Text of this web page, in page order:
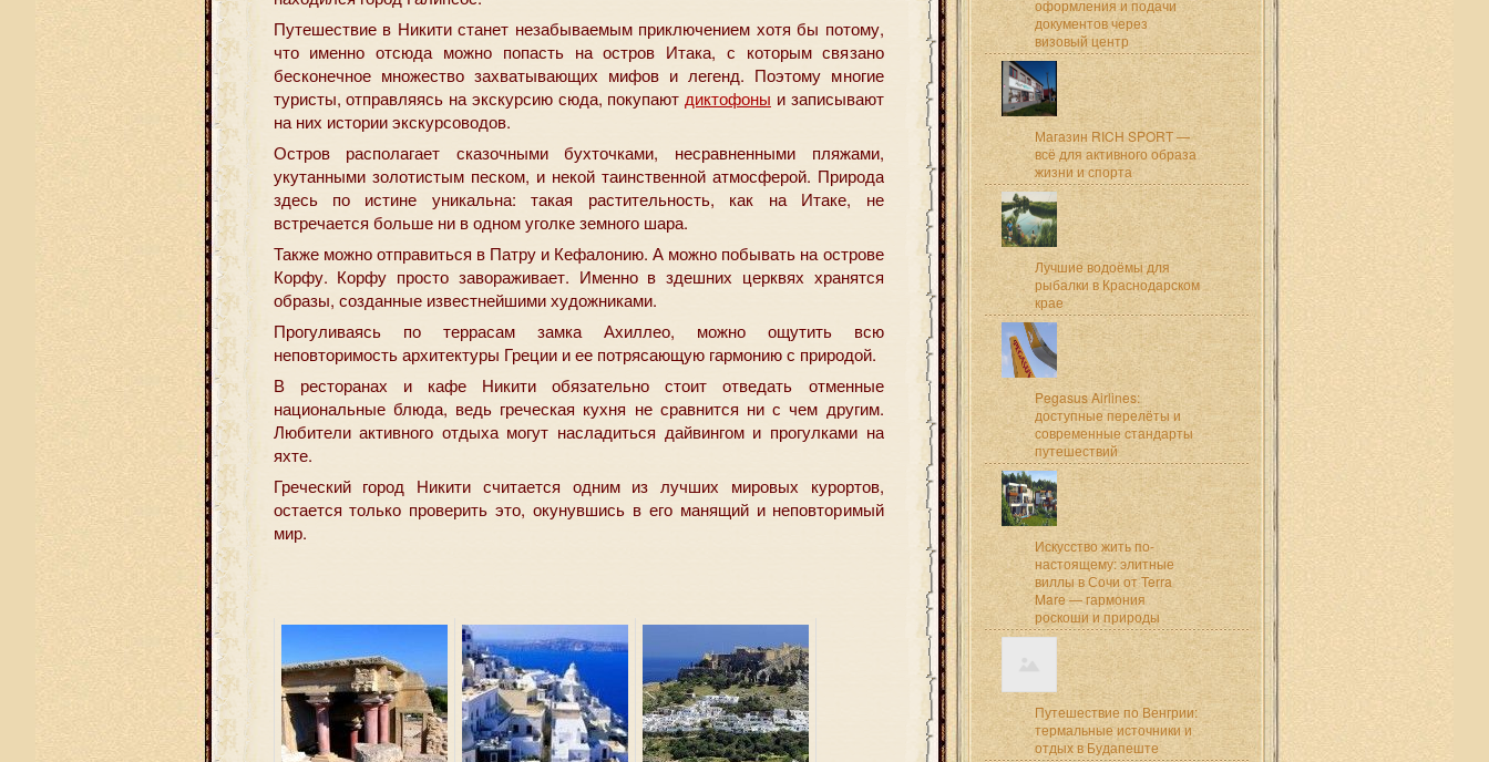
Путешествие в Никити станет незабываемым приключением хотя бы потому,
что именно отсюда можно попасть на остров Итака, с которым связано
бесконечное множество захватывающих мифов и легенд. Поэтому многие
туристы, отправляясь на экскурсию сюда, покупают диктофоны и записывают
на них истории экскурсоводов.
Остров располагает сказочными бухточками, несравненными пляжами,
укутанными золотистым песком, и некой таинственной атмосферой. Природа
здесь по истине уникальна: такая растительность, как на Итаке, не
встречается больше ни в одном уголке земного шара.
Также можно отправиться в Патру и Кефалонию. А можно побывать на острове
Корфу. Корфу просто завораживает. Именно в здешних церквях хранятся
образы, созданные известнейшими художниками.
Прогуливаясь по террасам замка Ахиллео, можно ощутить всю
неповторимость архитектуры Греции и ее потрясающую гармонию с природой.
В ресторанах и кафе Никити обязательно стоит отведать отменные
национальные блюда, ведь греческая кухня не сравнится ни с чем другим.
Любители активного отдыха могут насладиться дайвингом и прогулками на
яхте.
Греческий город Никити считается одним из лучших мировых курортов,
остается только проверить это, окунувшись в его манящий и неповторимый
мир.
оформления и подачи
документов через
визовый центр
Магазин RICH SPORT —
всё для активного образа
жизни и спорта
Лучшие водоёмы для
рыбалки в Краснодарском
крае
Pegasus Airlines:
доступные перелёты и
современные стандарты
путешествий
Искусство жить по-
настоящему: элитные
виллы в Сочи от Terra
Mare — гармония
роскоши и природы
Путешествие по Венгрии:
термальные источники и
отдых в Будапеште